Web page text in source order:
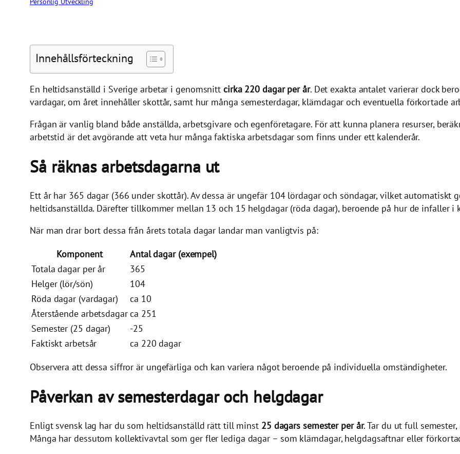
Innehållsförteckning
En heltidsanställd i Sverige arbetar i genomsnitt cirka 220 dagar per år. Det exakta antalet varierar dock
vardagar, om året innehåller skottår, samt hur många semesterdagar, klämdagar och eventuella förkortade
Frågan är vanlig bland både anställda, arbetsgivare och egenföretagare. För att kunna planera resurser,
arbetstid är det avgörande att veta hur många faktiska arbetsdagar som finns under ett kalenderår.
Så räknas arbetsdagarna ut
Ett år har 365 dagar (366 under skottår). Av dessa är ungefär 104 lördagar och söndagar, vilket
heltidsanställda. Därefter tillkommer mellan 13 och 15 helgdagar (röda dagar), beroende på hur de infaller i
När man drar bort dessa från årets totala dagar landar man vanligtvis på:
Komponent
Antal dagar (exempel)
Totala dagar per år
365
Helger (lör/sön)
104
Röda dagar (vardagar)
ca 10
Återstående arbetsdagarca 251
Semester (25 dagar)
-25
Faktiskt arbetsår
ca 220 dagar
Observera att dessa siffror är ungefärliga och kan variera något beroende på individuella omständigheter.
Påverkan av semesterdagar och helgdagar
Enligt svensk lag har du som heltidsanställd rätt till minst 25 dagars semester per år. Tar du ut full
Många har dessutom kollektivavtal som ger fler lediga dagar – som klämdagar, helgdagsaftnar eller